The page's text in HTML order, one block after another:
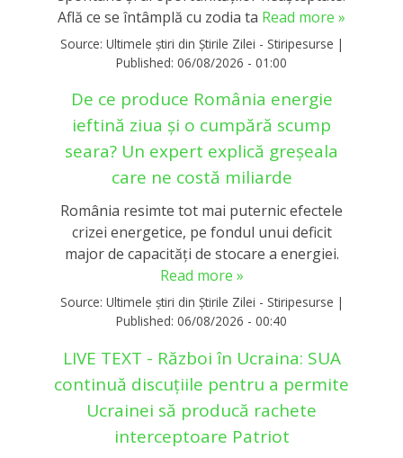
Află ce se întâmplă cu zodia ta Read more »
Source: Ultimele știri din Știrile Zilei - Stiripesurse |
Published: 06/08/2026 - 01:00
De ce produce România energie
ieftină ziua și o cumpără scump
seara? Un expert explică greșeala
care ne costă miliarde
România resimte tot mai puternic efectele
crizei energetice, pe fondul unui deficit
major de capacități de stocare a energiei.
Read more »
Source: Ultimele știri din Știrile Zilei - Stiripesurse |
Published: 06/08/2026 - 00:40
LIVE TEXT - Război în Ucraina: SUA
continuă discuțiile pentru a permite
Ucrainei să producă rachete
interceptoare Patriot